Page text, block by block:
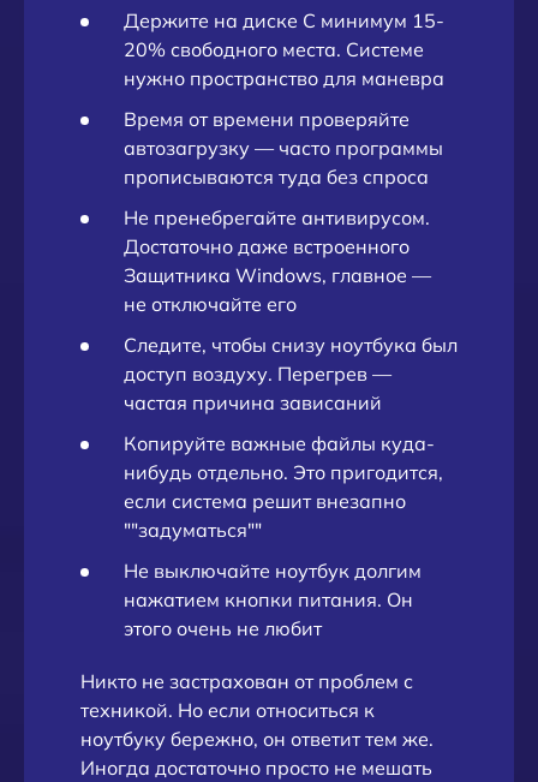
Держите на диске C минимум 15-
20% свободного места. Системе
нужно пространство для маневра
Время от времени проверяйте
автозагрузку — часто программы
прописываются туда без спроса
Не пренебрегайте антивирусом.
Достаточно даже встроенного
Защитника Windows, главное —
не отключайте его
Следите, чтобы снизу ноутбука был
доступ воздуху. Перегрев —
частая причина зависаний
Копируйте важные файлы куда-
нибудь отдельно. Это пригодится,
если система решит внезапно
""задуматься""
Не выключайте ноутбук долгим
нажатием кнопки питания. Он
этого очень не любит
Никто не застрахован от проблем с
техникой. Но если относиться к
ноутбуку бережно, он ответит тем же.
Иногда достаточно просто не мешать